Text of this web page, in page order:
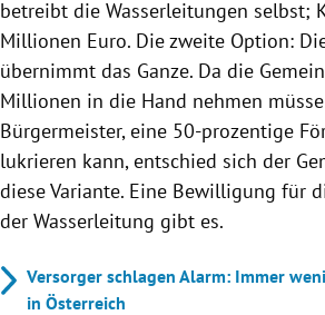
betreibt die Wasserleitungen selbst;
Millionen Euro. Die zweite Option:
übernimmt das Ganze. Da die
Millionen in die Hand nehmen
Bürgermeister, eine 50-prozentige
lukrieren kann, entschied sich der
diese Variante. Eine Bewilligung für
der Wasserleitung gibt es.
Versorger schlagen Alarm: Immer
in Österreich